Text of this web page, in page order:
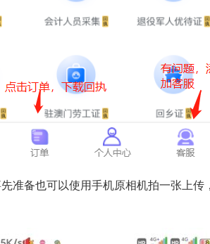
先准备也可以使用手机原相机拍一张上